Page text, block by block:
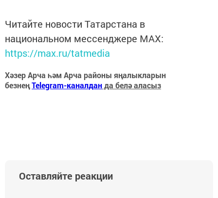
Читайте новости Татарстана в
национальном мессенджере MАХ:
https://max.ru/tatmedia
Хәзер Арча һәм Арча районы яңалыкларын
безнеңTelegram-каналданда белә аласыз
Оставляйте реакции